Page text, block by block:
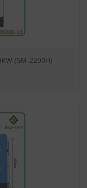
(SM-2200H)